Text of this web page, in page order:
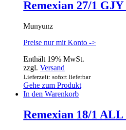
Remexian 27/1
Munyunz
Preise nur mit Konto ->
Enthält 19% MwSt.
zzgl. Versand
Lieferzeit: sofort lieferbar
Gehe zum Produkt
In den Warenkorb
Remexian 18/1